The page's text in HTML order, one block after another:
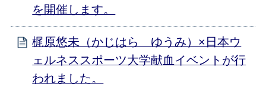
を開催します。
梶原悠未（かじはら ゆうみ）×日本ウ
ェルネススポーツ大学献血イベントが行
われました。